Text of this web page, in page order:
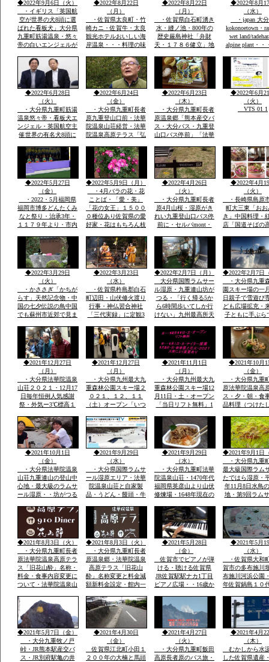
柱状節理玄武岩 てみてOK 永 誕生です
◆2022年9月6日（火）
・イギリス「英国航
空が世界の犬8頭に選
ばれた看板犬」大分県
九重町筋湯温泉・悠々
帝の白いエンジェルが
天サイト全国版選定」
今度は世界の8頭に選
定されました英国航空
から
◆2022年8月22日
（月）
・佐賀県太良町・竹
崎カニ・佐賀牛・太良
観光ホテルおいしい海
岸温泉・・・料理の味
高」・ムツゴロウ・た
いらぎ「貝柱」竹崎カ
ニは追加で1杯￥３０
００円ぐらい・温泉は
温度が
◆2022年8月22日
（月）
・佐賀県白石町湧き
水・縫ノ池・800年の
歴史厳島神社「弁財
天・１７８６健立」地
しい水の要件に適合・
地区はもちろん町内外
から水汲みが絶えませ
ん
◆2022年8月
（水）
・japan 大
kokonoetown・
wet land/
alpine plant・・
nature
◆2022年6月28日
（火）
・大分県九重町筋湯
温泉悠々帝・看板犬エ
ンジェル・英国航空主
催世界の有名犬8頭に
国航空より日本政府観
光局ロンドン事務所か
ら連絡日本一は楽天サ
イトで2回日本一選定
英文そのまま提示
◆2022年6月24日
（金）
・大分県九重町長者
原九重登山口前・法華
院温泉山荘経営・法華
院温泉高原テラス「弘
素泊まり￥７０００円
温泉￥５００レストラ
ンあり・
https://chinanews.jp
公式
◆2022年6月23日
（木）
・大分県九重町長者
原温泉郷「熊本産交バ
ス・大分バス・九重登
山口バス停前」「法華
プ・・法華院山荘高原
テラス「」一泊￥７０
００「素泊まりok]・
自家温泉￥５００・食
事１０００円から
◆2022年6月
（火）
VTS 01 1
◆2022年5月27日
（金）
・2022・5月福岡県
福岡市博多どんたくみ
なと祭り・治承3年・
１１７９年より・市内
けられ「松ばやし」を
起源として市民のお祭
り
◆2022年5月9日（月）
・4月バラの花・花
ことば・「愛・美」
「花の女王」１５００
０種位あり佐賀県の愛
好家・花はもちろん枝
と葉も花もつやあり
◆2022年4月26日
（火）
・大分県九重町長者
原4月山桜・湿原がき
れい九重登山口バス停
前に・セルパmont・
法華院温泉高原テラス
食堂「９１０・・くじ
ゅうdiner]で九重夢ポ
ークで食事
◆2022年4月
（火）
・長崎県島原
町大三東「おお
き」中国料理・
店「国道そばの
中国風のお店・
袋の本格的な中
有名店で大学通
がら修業
◆2022年3月29日
（火）
・かささぎ「かちが
らす」天然記念物・中
国の七夕伝説の鳥中国
でも蘇州市近郊で見ま
鳴くきます・・・黒い
カラス・九州の自宅庭
に遊びに来ています
◆2022年3月23日
（水）
・佐賀県杵島郡白石
町辺田・山伏修火渡り
行事・神仏習合神社
「三代実録」に定観3
坊一大霊場有・龍造寺
氏・鍋島氏の保護・祈
年祭かけ参リ
◆2022年2月7日（月）
大分県国際ラムサー
ル湿原・九重連山坊が
つる・「行く帰る5か
ら6時間歩いてしか行
けない」九州最高所天
の冬１月ー３。ｃ
◆2022年2月7日
・大分県九重
園スキー場の一
日親子で雪遊び
ども広場拡充・
子ともに手ぶら
アサイズ用
◆2021年12月27日
（月）
・大分県法華院温泉
山荘２０２１・12月17
日毎年恒例人気感謝
祭・外気ー3℃標高１
全国から50数名山荘で
年忘れ爆笑感謝祭
◆2021年12月27日
（月）
・大分県九州最大九
重森林公園スキー場２
０２１、１２、１１
（土）オープン「いつ
「大人も子供も体一つ
で来場OK一流メーカ
ーレンタルウェア４０
００セツト用意」
◆2021年11月1日
（月）
・大分県九州最大九
重森林公園スキー場12
月11日・土・オープン
「当日リフト無料」1
営業手ぶらでOKレン
タルウェア全サイズ用
意
◆2021年10月
（金）
・大分県九重
原法華院温泉高
ス・夕・朝・食
品料理（つけた
DINER（九重
ー）品数豊富宿
で1万円前後予
ダイナープライ
企業様合宿・研
◆2021年10月1日
（金）
・大分県法華院温泉
山荘九重連山の登山中
心地・最大級のラムサ
ール湿原・・坊がつる
山者に山をインタビュ
ウ
◆2021年9月29日
（水）
・大分県国際ラムサ
ール湿原エリア・法華
院温泉山荘と自家製
品・うどん・饅頭・牛
類・オリジナル専用お
土産・すべて一味違
う・天然温泉とお酒・
国際ラムサール湿原坊
がつるでテン泊・畳に
◆2021年9月29日
（水）
・大分県九重町法華
院温泉山荘・1470年代
福岡県英彦山より山伏
修煉場・1648年現在の
音・不動明王・毘沙門
天・江戸時代武田藩の
祈願所・明治15年本
坊・支所は消失24代弘
蔵孟夫が山宿
◆2021年9月1日
・大分県九重
最大級国際ラム
たではら湿原・
年11月8日水鳥
地・第9回ラム
内最大級標高１
から１２００ｍ
の野焼・地元ボ
アで環境維
◆2021年8月3日（火）
・大分県九重町長者
原法華院温泉高原テラ
ス「旧花山酔」名称・
料金・食事内容変更に
ついて・法華院温泉山
明・パソコン可・
hi/fiok/九重連山登山・
国内最大級のラムサー
ル湿原エリアなど
◆2021年8月3日（火）
・大分県九重町長者
原温泉郷・法華院温泉
高原テラス「旧花山
酔」名称変更と料金減
額新料金設定・館内一
荘27代目荘主・弘蔵岳
久より説明ご挨拶ご案
内いたします・家族で
レーズナブルで
◆2021年5月28日
（金）
佐賀市でピアノが弾
ける・聴ける佐賀県
JR佐賀駅駅ナカ1丁目
ピアノ広場・・16歳か
ける人応援求
◆2021年5月
（水）
・佐賀県大和
賀市の多布施川
布施川河浜公園
年佐賀鍋島１０
「多布施川河岬
園」トンボ王
◆2021年5月7日（金）
・大分九重牧ノ戸
峠・JR熊本駅産交バ
ス・JR別府駅亀の井
◆2021年4月30日
（金）
佐賀県江北町小田１
２００年の大楠と馬頭
◆2021年4月27日
（火）
・大分県九重町飯田
高原長者原のバス旅・
◆2021年4月
（木）
むかしから水
した佐賀県遺産